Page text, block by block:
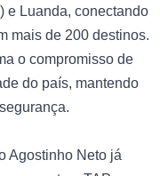
e Luanda, conectando
mais de 200 destinos.
o compromisso de
do país, mantendo
Agostinho Neto já